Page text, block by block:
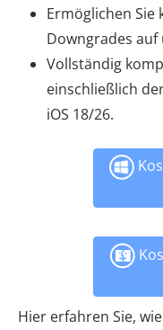
Ermöglichen Sie
Downgrades
Vollständig
einschließlich
iOS 18/26.
Hier erfahren Sie,